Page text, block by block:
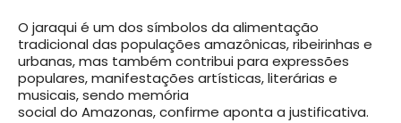
O jaraqui é um dos símbolos da alimentação
tradicional das populações amazônicas, ribeirinhas e
urbanas, mas também contribui para expressões
populares, manifestações artísticas, literárias e
musicais, sendo memória
social do Amazonas, confirme aponta a justificativa.